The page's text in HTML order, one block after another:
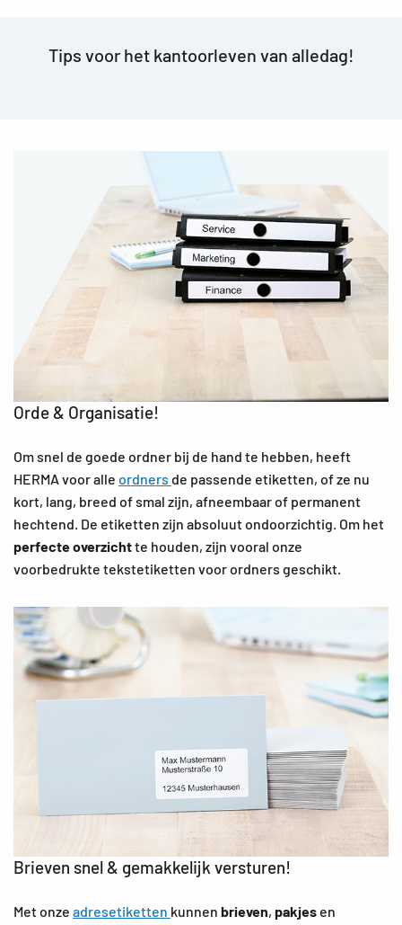
Tips voor het kantoorleven van alledag!
Orde & Organisatie!
Om snel de goede ordner bij de hand te hebben, heeft
HERMA voor alle ordners de passende etiketten, of ze nu
kort, lang, breed of smal zijn, afneembaar of permanent
hechtend. De etiketten zijn absoluut ondoorzichtig. Om het
perfecte overzichtte houden, zijn vooral onze
voorbedrukte tekstetiketten voor ordners geschikt.
Brieven snel & gemakkelijk versturen!
Met onze adresetiketten kunnen brieven, pakjes en